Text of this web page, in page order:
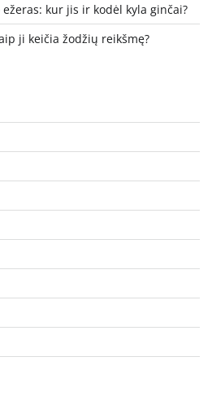
kur jis ir kodėl kyla ginčai?
ji keičia žodžių reikšmę?